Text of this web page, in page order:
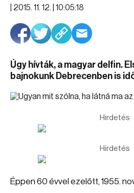
2015. 11. 12. | 10:05:18
Úgy hívták, a magyar delfin.
bajnokunk Debrecenben is
Hirdetés
Hirdetés
Éppen 60 évvel ezelőtt, 1955.